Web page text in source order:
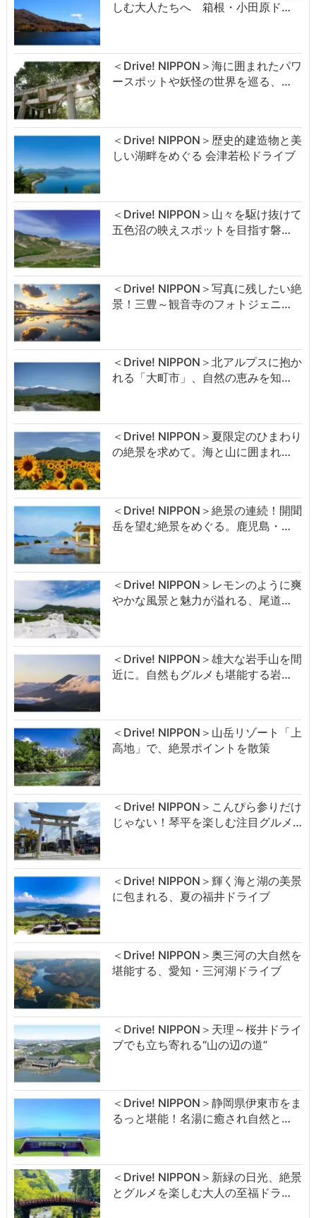
しむ大人たちへ 箱根・小田原ド…
＜Drive! NIPPON＞海に囲まれたパワ
ースポットや妖怪の世界を巡る、…
＜Drive! NIPPON＞歴史的建造物と美
しい湖畔をめぐる 会津若松ドライブ
＜Drive! NIPPON＞山々を駆け抜けて
五色沼の映えスポットを目指す磐…
＜Drive! NIPPON＞写真に残したい絶
景！三豊～観音寺のフォトジェニ…
＜Drive! NIPPON＞北アルプスに抱か
れる「大町市」、自然の恵みを知…
＜Drive! NIPPON＞夏限定のひまわり
の絶景を求めて。海と山に囲まれ…
＜Drive! NIPPON＞絶景の連続！開聞
岳を望む絶景をめぐる。鹿児島・…
＜Drive! NIPPON＞レモンのように爽
やかな風景と魅力が溢れる、尾道…
＜Drive! NIPPON＞雄大な岩手山を間
近に。自然もグルメも堪能する岩…
＜Drive! NIPPON＞山岳リゾート「上
高地」で、絶景ポイントを散策
＜Drive! NIPPON＞こんぴら参りだけ
じゃない！琴平を楽しむ注目グルメ…
＜Drive! NIPPON＞輝く海と湖の美景
に包まれる、夏の福井ドライブ
＜Drive! NIPPON＞奥三河の大自然を
堪能する、愛知・三河湖ドライブ
＜Drive! NIPPON＞天理～桜井ドライ
ブでも立ち寄れる“山の辺の道”
＜Drive! NIPPON＞静岡県伊東市をま
るっと堪能！名湯に癒され自然と…
＜Drive! NIPPON＞新緑の日光、絶景
とグルメを楽しむ大人の至福ドラ…